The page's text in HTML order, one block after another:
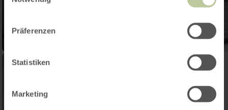
Präferenzen
Statistiken
Marketing